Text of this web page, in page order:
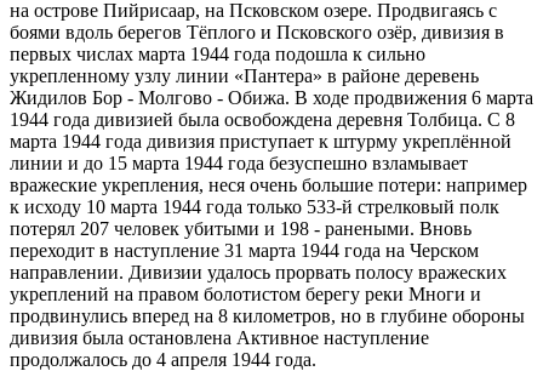
на острове Пийрисаар, на Псковском озере. Продвигаясь с
боями вдоль берегов Тёплого и Псковского озёр, дивизия в
первых числах марта 1944 года подошла к сильно
укрепленному узлу линии «Пантера» в районе деревень
Жидилов Бор - Молгово - Обижа. В ходе продвижения 6 марта
1944 года дивизией была освобождена деревня Толбица. С 8
марта 1944 года дивизия приступает к штурму укреплённой
линии и до 15 марта 1944 года безуспешно взламывает
вражеские укрепления, неся очень большие потери: например
к исходу 10 марта 1944 года только 533-й стрелковый полк
потерял 207 человек убитыми и 198 - ранеными. Вновь
переходит в наступление 31 марта 1944 года на Черском
направлении. Дивизии удалось прорвать полосу вражеских
укреплений на правом болотистом берегу реки Многи и
продвинулись вперед на 8 километров, но в глубине обороны
дивизия была остановлена Активное наступление
продолжалось до 4 апреля 1944 года.